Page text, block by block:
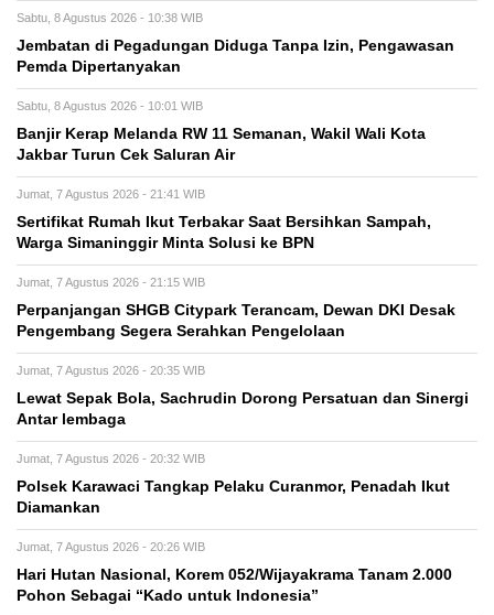
Sabtu, 8 Agustus 2026 - 10:38 WIB
Jembatan di Pegadungan Diduga Tanpa Izin, Pengawasan
Pemda Dipertanyakan
Sabtu, 8 Agustus 2026 - 10:01 WIB
Banjir Kerap Melanda RW 11 Semanan, Wakil Wali Kota
Jakbar Turun Cek Saluran Air
Jumat, 7 Agustus 2026 - 21:41 WIB
Sertifikat Rumah Ikut Terbakar Saat Bersihkan Sampah,
Warga Simaninggir Minta Solusi ke BPN
Jumat, 7 Agustus 2026 - 21:15 WIB
Perpanjangan SHGB Citypark Terancam, Dewan DKI Desak
Pengembang Segera Serahkan Pengelolaan
Jumat, 7 Agustus 2026 - 20:35 WIB
Lewat Sepak Bola, Sachrudin Dorong Persatuan dan Sinergi
Antar lembaga
Jumat, 7 Agustus 2026 - 20:32 WIB
Polsek Karawaci Tangkap Pelaku Curanmor, Penadah Ikut
Diamankan
Jumat, 7 Agustus 2026 - 20:26 WIB
Hari Hutan Nasional, Korem 052/Wijayakrama Tanam 2.000
Pohon Sebagai “Kado untuk Indonesia”